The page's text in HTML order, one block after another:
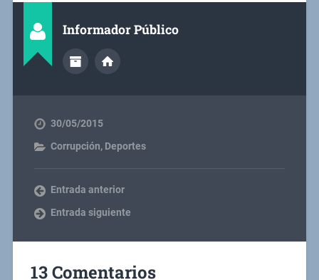
Informador Público
30/05/2015
Corrupción, Deportes
Entrada anterior
Entrada siguiente
13 Comentarios